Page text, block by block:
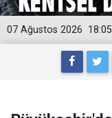
18:05
07 Ağustos 2026